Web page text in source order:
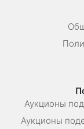
Аукционы
Аукционы